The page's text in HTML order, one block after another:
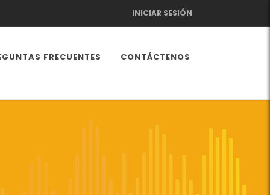
INICIAR SESIÓN
FRECUENTES CONTÁCTENOS